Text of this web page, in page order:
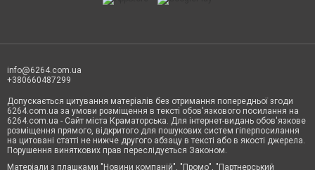
info@6264.com.ua
+380660487299
Допускається цитування матеріалів без отримання попередньої згоди
6264.com.ua за умови розміщення в тексті обов'язкового посилання на
6264.com.ua - Сайт міста Краматорська. Для інтернет-видань обов'язкове
розміщення прямого, відкритого для пошукових систем гіперпосилання
на цитовані статті не нижче другого абзацу в тексті або в якості джерела.
Порушення виняткових прав переслідується Законом.
Матеріали з плашками "Новини компаній", "Промо", "Партнерський